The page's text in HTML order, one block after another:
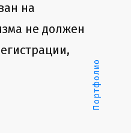
Портфолио
на
не должен